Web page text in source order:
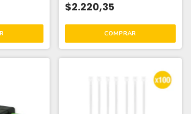
$2.220,35